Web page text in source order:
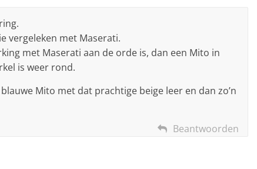
vergeleken met Maserati.
met Maserati aan de orde is, dan een Mito in
is weer rond.
Mito met dat prachtige beige leer en dan zo’n
Beantwoorden